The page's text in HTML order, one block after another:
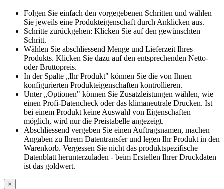
Folgen Sie einfach den vorgegebenen Schritten und wählen
Sie jeweils eine Produkteigenschaft durch Anklicken aus.
Schritte zurückgehen: Klicken Sie auf den gewünschten
Schritt.
Wählen Sie abschliessend Menge und Lieferzeit Ihres
Produkts. Klicken Sie dazu auf den entsprechenden Netto-
oder Bruttopreis.
In der Spalte „Ihr Produkt" können Sie die von Ihnen
konfigurierten Produkteigenschaften kontrollieren.
Unter „Optionen" können Sie Zusatzleistungen wählen, wie
einen Profi-Datencheck oder das klimaneutrale Drucken. Ist
bei einem Produkt keine Auswahl von Eigenschaften
möglich, wird nur die Preistabelle angezeigt.
Abschliessend vergeben Sie einen Auftragsnamen, machen
Angaben zu Ihrem Datentransfer und legen Ihr Produkt in den
Warenkorb. Vergessen Sie nicht das produktspezifische
Datenblatt herunterzuladen - beim Erstellen Ihrer Druckdaten
ist das goldwert.
×